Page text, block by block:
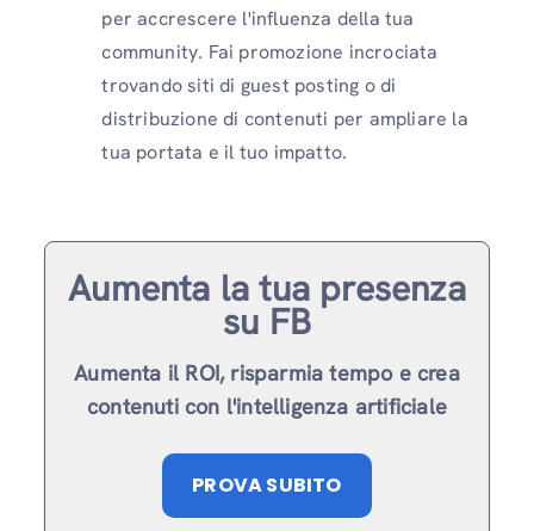
per accrescere l'influenza della tua
community. Fai promozione incrociata
trovando siti di guest posting o di
distribuzione di contenuti per ampliare la
tua portata e il tuo impatto.
Aumenta la tua presenza
su FB
Aumenta il ROI, risparmia tempo e crea
contenuti con l'intelligenza artificiale
PROVA SUBITO